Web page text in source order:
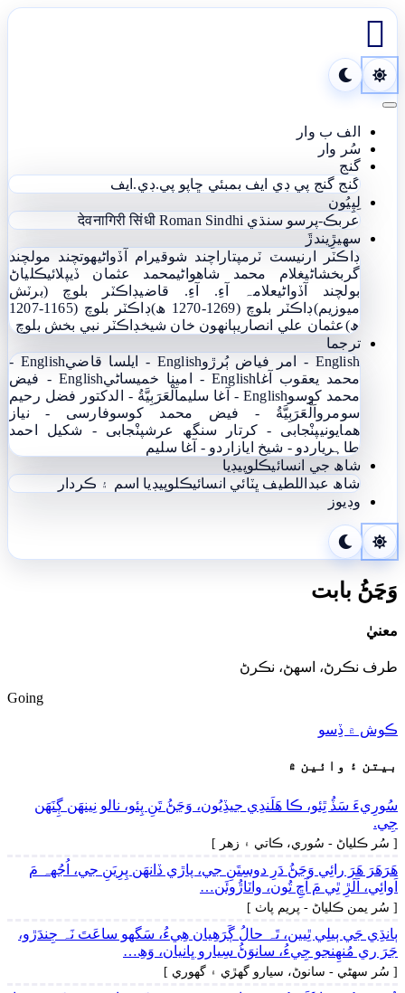

Toggle navigation
الف ب وار
سُر وار
گنج
گنج گنج پي ڊي ايف بمبئي ڇاپو پي.ڊي.ايف
لِپِيُون
عربڪ-پرسو سنڌي
देवनागिरी सिंधी Roman Sindhi
سھيڙِيندڙَ
ڊاڪٽر ارنيسٽ ٽرمپتاراچند شوقيرام آڏواڻيھوتچند مولچند
گربخشاڻيغلام محمد شاھواڻيمحمد عثمان ڏيپلائيڪلياڻ
بولچند آڏواڻيعلامہ آءِ. آءِ. قاضيڊاڪٽر بلوچ (برٽش
ميوزيم)ڊاڪٽر بلوچ (1269-1270 ھ)
ڊاڪٽر بلوچ (1165-1207
ھ)عثمان علي انصاريٻانهون خان شيخڊاڪٽر نبي بخش بلوچ
ترجما
English - امر فياض ٻُرڙو
English - ايلسا قاضي
English -
محمد يعقوب آغاEnglish - امينا خميساڻي
English - فيض
محمد کوسوEnglish - آغا سليم
اَلْعَرَبِيَّةُ - الدکتور فضل رحیم
سومرو اَلْعَرَبِيَّةُ - فيض محمد کوسوفارسی - نياز
ھمايونيپنْجابی - کرتار سنگھ عرشپنْجابی - شکیل احمد
طاہریاردو - شيخ اياز اردو - آغا سليم
شاھ جي انسائيڪلوپيڊيا
شاھ عبداللطيف ڀٽائي انسائيڪلوپيڊيا اسم ۽ ڪردار
وڊيوز
وَڃَڻُ بابت
معنيٰ
طرف نڪرڻ، اسھڻ، نڪرڻ
Going
ڪوش ۾ ڏِسو
بيتن ۽ وائين ۾
سُورِيءَ سَڏُ ٿِئو، ڪا ھَلَندِي جيڏِيُون، وَڃَڻُ تَنِ پِئو، نالو نِينھَن ڳِنَھَن
جِي.
[ سُر ڪلياڻ - سُوري، ڪاتي ۽ زھر ]
ھَرَھَرَ ھَرَ رائِي وَڃَڻُ دَرِ دوسِتَنِ جي، پاڙي ڏانھَن پِرِيَنِ جي، اُجُهہ مَ
اَوائِي، اَلَڙِ ٿِي مَ آڇِ تُون، واٽاڙُوئَن…
[ سُر يمن ڪلياڻ - پريم پاٺ ]
ٻانڌِي جَي ٻيلِي ٿِيين، تَہ حالُ ڳَرَھِيان ھِيءُ، سَگهو ساعَتَ نَہ جِندَڙو،
جَرَ ري مُنھِنجو جِيءُ، سانوَڻُ سِيارو ڀانيان، وَھِ…
[ سُر سھڻي - سانوڻ، سيارو گهڙي ۽ گهوري ]